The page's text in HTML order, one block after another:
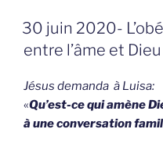
GEPLAATST
OP
30 juin 2020-
entre l’âme et
Jésus demanda à Luisa:
«Qu’est-ce qui amène
à une conversation